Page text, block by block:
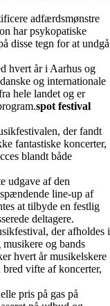
adfærdsmønstre
har psykopatiske
disse tegn for at undgå
hvert år i Aarhus og
og internationale
hele landet og er
spot festival
der fandt
fantastiske koncerter,
blandt både
udgave af den
line-up af
at tilbyde en festlig
deltagere.
der afholdes i
og bands
hvert år musikelskere
vifte af koncerter,
pris på gas på